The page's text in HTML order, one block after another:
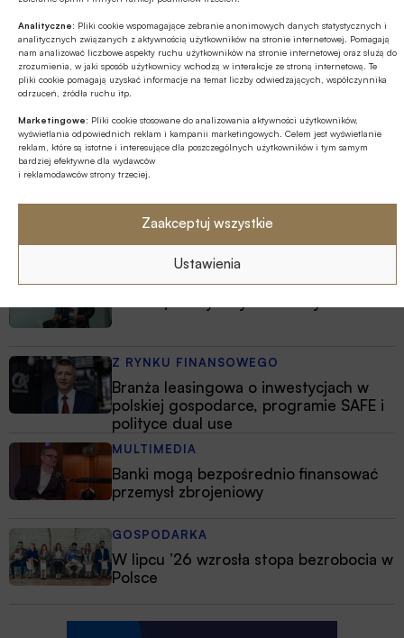
Analityczne: Pliki cookie wspomagające zebranie anonimowych danych statystycznych i
analitycznych związanych z aktywnością użytkowników na stronie internetowej. Pomagają
nam analizować liczbowe aspekty ruchu użytkowników na stronie internetowej oraz służą do
zrozumienia, w jaki sposób użytkownicy wchodzą w interakcje ze stroną internetową. Te
pliki cookie pomagają uzyskać informacje na temat liczby odwiedzających, współczynnika
odrzuceń, źródła ruchu itp.
Marketingowe: Pliki cookie stosowane do analizowania aktywności użytkowników,
wyświetlania odpowiednich reklam i kampanii marketingowych. Celem jest wyświetlanie
reklam, które są istotne i interesujące dla poszczególnych użytkowników i tym samym
bardziej efektywne dla wydawców
i reklamodawców strony trzeciej.
Zaakceptuj wszystkie
Ustawienia
Najnowsze
EDUKACJA FINANSOWA
Od kieszonkowego po płatności
bezgotówkowe – wakacyjna przygoda
z finansami
Przedszkole to kluczowy etap – to
wtedy dzieci zapamiętują wiedzę
finansową łatwiej i szybciej
Z RYNKU FINANSOWEGO
Branża leasingowa o inwestycjach w
polskiej gospodarce, programie SAFE i
polityce dual use
MULTIMEDIA
Banki mogą bezpośrednio finansować
przemysł zbrojeniowy
GOSPODARKA
W lipcu ’26 wzrosła stopa bezrobocia w
Polsce